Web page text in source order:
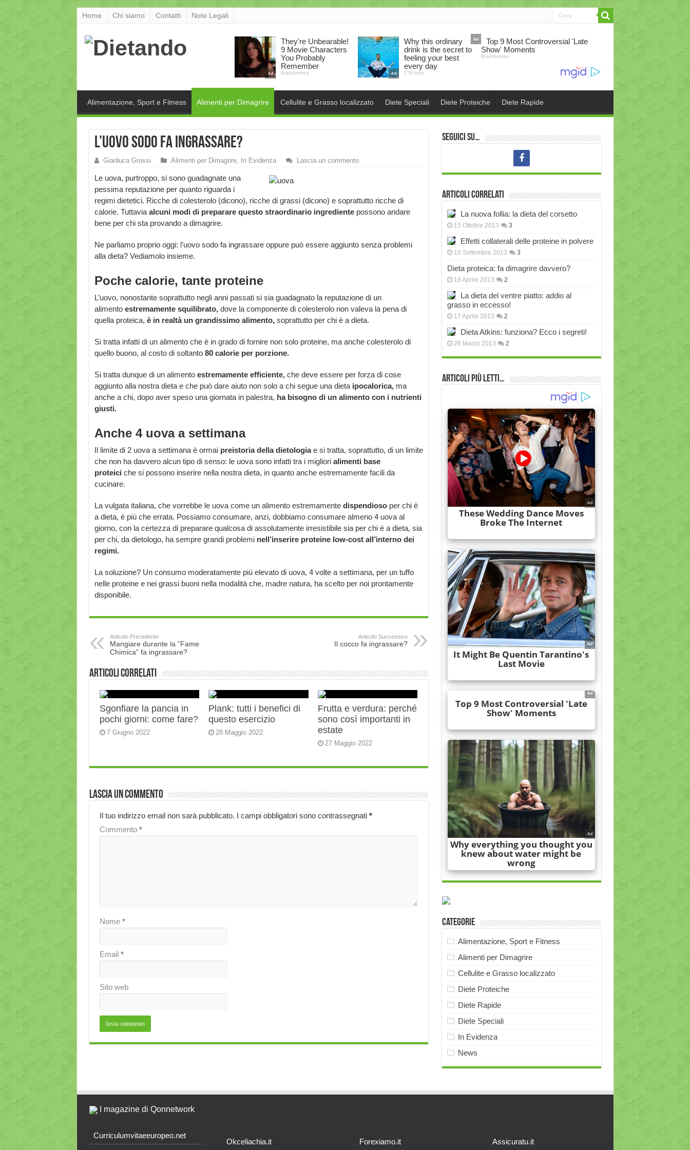
Home Chi siamo Contatti Note Legali
Alimentazione, Sport e Fitness Alimenti per Dimagrire Cellulite e Grasso localizzato Diete Speciali Diete Proteiche Diete Rapide
L’uovo sodo fa ingrassare?
Gianluca Grossi Alimenti per Dimagrire, In Evidenza Lascia un commento
Le uova, purtroppo, si sono guadagnate una
pessima reputazione per quanto riguarda i
regimi dietetici. Ricche di colesterolo (dicono), ricche di grassi (dicono) e soprattutto ricche di
calorie. Tuttavia alcuni modi di preparare questo straordinario ingrediente possono andare
bene per chi sta provando a dimagrire.
Ne parliamo proprio oggi: l’uovo sodo fa ingrassare oppure può essere aggiunto senza problemi
alla dieta? Vediamolo insieme.
Poche calorie, tante proteine
L’uovo, nonostante soprattutto negli anni passati si sia guadagnato la reputazione di un
alimento estremamente squilibrato, dove la componente di colesterolo non valeva la pena di
quella proteica, è in realtà un grandissimo alimento, soprattutto per chi è a dieta.
Si tratta infatti di un alimento che è in grado di fornire non solo proteine, ma anche colesterolo di
quello buono, al costo di soltanto 80 calorie per porzione.
Si tratta dunque di un alimento estremamente efficiente, che deve essere per forza di cose
aggiunto alla nostra dieta e che può dare aiuto non solo a chi segue una dieta ipocalorica, ma
anche a chi, dopo aver speso una giornata in palestra, ha bisogno di un alimento con i nutrienti
giusti.
Anche 4 uova a settimana
Il limite di 2 uova a settimana è ormai preistoria della dietologiae si tratta, soprattutto, di un limite
che non ha davvero alcun tipo di senso: le uova sono infatti tra i migliori alimenti base
proteici che si possono inserire nella nostra dieta, in quanto anche estremamente facili da
cucinare.
La vulgata italiana, che vorrebbe le uova come un alimento estremamente dispendioso per chi è
a dieta, è più che errata. Possiamo consumare, anzi, dobbiamo consumare almeno 4 uova al
giorno, con la certezza di preparare qualcosa di assolutamente irresistibile sia per chi è a dieta, sia
per chi, da dietologo, ha sempre grandi problemi nell’inserire proteine low-cost all’interno dei
regimi.
La soluzione? Un consumo moderatamente più elevato di uova, 4 volte a settimana, per un tuffo
nelle proteine e nei grassi buoni nella modalità che, madre natura, ha scelto per noi prontamente
disponibile.
Articolo Precedente
Mangiare durante la “Fame
Chimica” fa ingrassare?
Articolo Successivo
Il cocco fa ingrassare?
Articoli correlati
Sgonfiare la pancia in
pochi giorni: come fare?
7 Giugno 2022
Plank: tutti i benefici di
questo esercizio
28 Maggio 2022
Frutta e verdura: perché
sono così importanti in
estate
27 Maggio 2022
Lascia un commento
Il tuo indirizzo email non sarà pubblicato. I campi obbligatori sono contrassegnati *
Commento *
Nome *
Email *
Sito web
Seguici su…
Articoli correlati
La nuova follia: la dieta del corsetto
15 Ottobre 2013 3
Effetti collaterali delle proteine in polvere
10 Settembre 2013 3
Dieta proteica: fa dimagrire davvero?
19 Aprile 2013 2
La dieta del ventre piatto: addio al
grasso in eccesso!
17 Aprile 2013 2
Dieta Atkins: funziona? Ecco i segreti!
26 Marzo 2013 2
Articoli più Letti…
Categorie
Alimentazione, Sport e Fitness
Alimenti per Dimagrire
Cellulite e Grasso localizzato
Diete Proteiche
Diete Rapide
Diete Speciali
In Evidenza
News
I magazine di Qonnetwork
Curriculumvitaeeuropeo.net
Okceliachia.it Forexiamo.it Assicuratu.it